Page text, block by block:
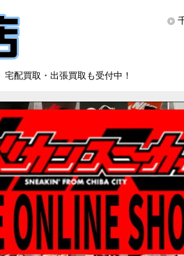
配買取・出張買取も受付中！